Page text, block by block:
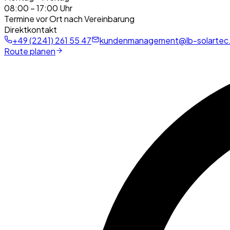
08:00 – 17:00 Uhr
Termine vor Ort nach Vereinbarung
Direktkontakt
+49 (2241) 261 55 47
kundenmanagement@lb-
Route planen